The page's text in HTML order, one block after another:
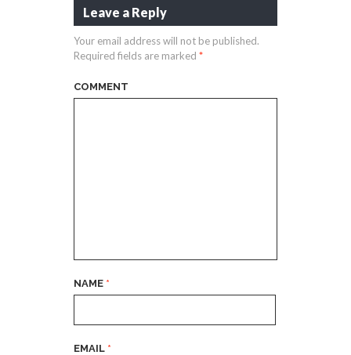
Leave a Reply
Your email address will not be published.
Required fields are marked *
COMMENT
NAME *
EMAIL *